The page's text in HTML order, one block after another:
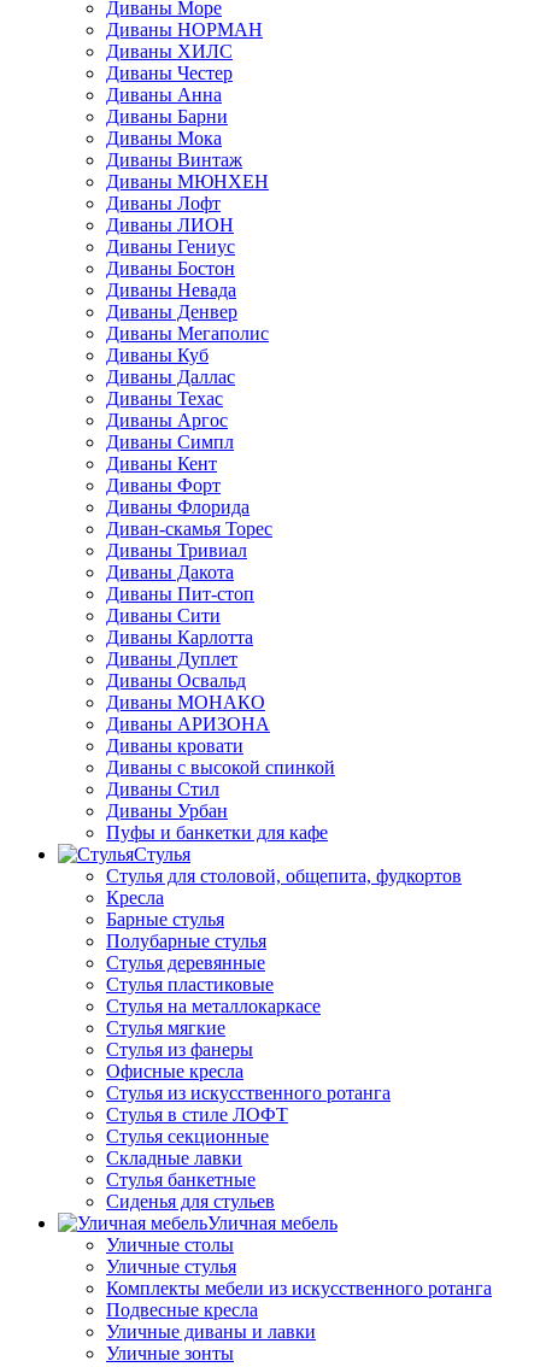
Диваны Море
Диваны НОРМАН
Диваны ХИЛС
Диваны Честер
Диваны Анна
Диваны Барни
Диваны Мока
Диваны Винтаж
Диваны МЮНХЕН
Диваны Лофт
Диваны ЛИОН
Диваны Гениус
Диваны Бостон
Диваны Невада
Диваны Денвер
Диваны Мегаполис
Диваны Куб
Диваны Даллас
Диваны Техас
Диваны Аргос
Диваны Симпл
Диваны Кент
Диваны Форт
Диваны Флорида
Диван-скамья Торес
Диваны Тривиал
Диваны Дакота
Диваны Пит-стоп
Диваны Сити
Диваны Карлотта
Диваны Дуплет
Диваны Освальд
Диваны МОНАКО
Диваны АРИЗОНА
Диваны кровати
Диваны с высокой спинкой
Диваны Стил
Диваны Урбан
Пуфы и банкетки для кафе
Стулья
Стулья для столовой, общепита, фудкортов
Кресла
Барные стулья
Полубарные стулья
Стулья деревянные
Стулья пластиковые
Стулья на металлокаркасе
Стулья мягкие
Стулья из фанеры
Офисные кресла
Стулья из искусственного ротанга
Стулья в стиле ЛОФТ
Стулья секционные
Складные лавки
Стулья банкетные
Сиденья для стульев
Уличная мебель
Уличные столы
Уличные стулья
Комплекты мебели из искусственного ротанга
Подвесные кресла
Уличные диваны и лавки
Уличные зонты